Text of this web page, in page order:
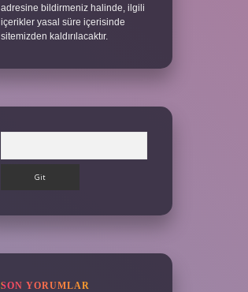
adresine bildirmeniz halinde, ilgili
içerikler yasal süre içerisinde
sitemizden kaldırılacaktır.
SON YORUMLAR